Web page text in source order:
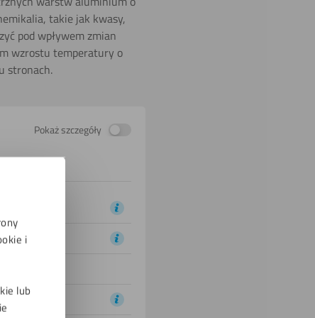
i
lub
takie jak kwasy,
pod wpływem zmian
wzrostu temperatury o
stronach.
Pokaż szczegóły